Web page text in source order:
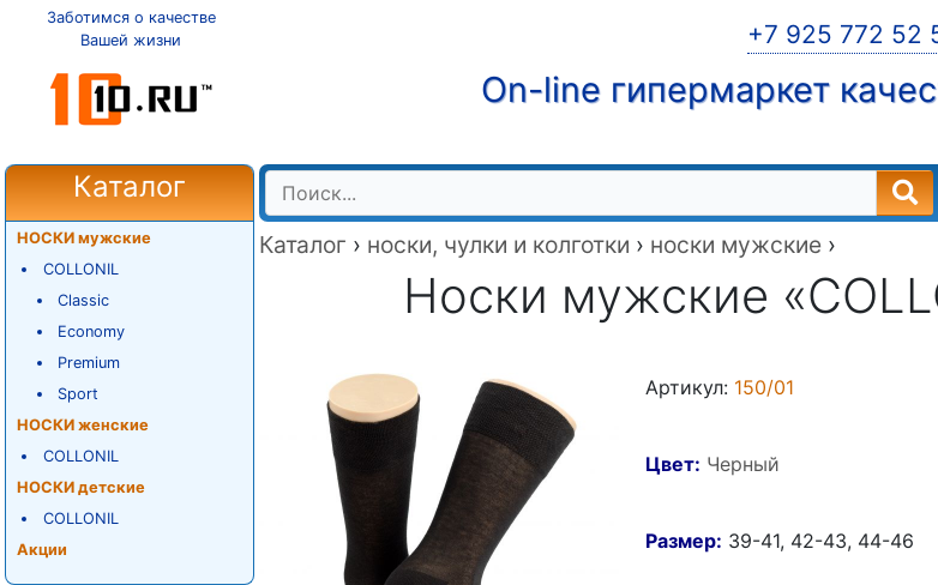
Заботимся о качестве
Вашей жизни
+7 925 772 52
On-line гипермаркет
Каталог
НОСКИ мужские
COLLONIL
Classic
Economy
Premium
Sport
НОСКИ женские
COLLONIL
НОСКИ детские
COLLONIL
Акции
Каталог › носки, чулки и колготки › носки мужские ›
Носки мужские
Артикул: 150/01
Цвет: Черный
Размер: 39-41, 42-43, 44-46